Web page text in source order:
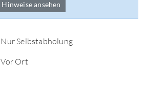
Hinweise ansehen
Nur Selbstabholung
Vor Ort